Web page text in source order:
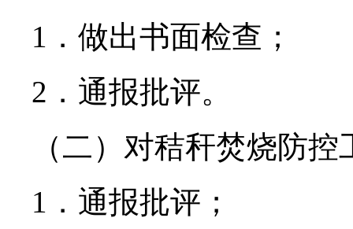
1．做出书面检查；
2．通报批评。
（二）对秸秆焚烧防
1．通报批评；